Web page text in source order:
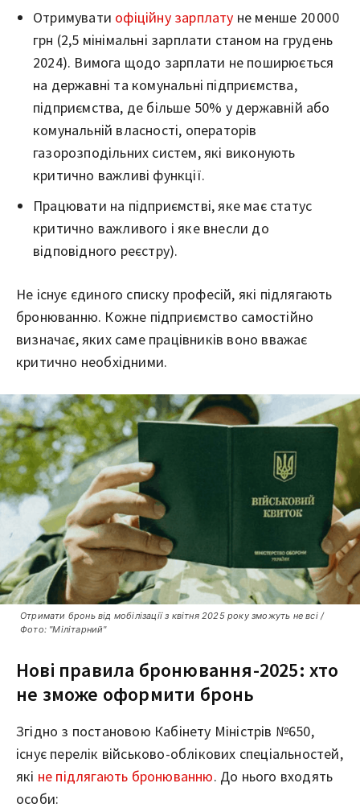
Отримувати офіційну зарплату не менше 20 000
грн (2,5 мінімальні зарплати станом на грудень
2024). Вимога щодо зарплати не поширюється
на державні та комунальні підприємства,
підприємства, де більше 50% у державній або
комунальній власності, операторів
газорозподільних систем, які виконують
критично важливі функції.
Працювати на підприємстві, яке має статус
критично важливого і яке внесли до
відповідного реєстру).
Не існує єдиного списку професій, які підлягають
бронюванню. Кожне підприємство самостійно
визначає, яких саме працівників воно вважає
критично необхідними.
Отримати бронь від мобілізації з квітня 2025 року зможуть не всі /
Фото: "Мілітарний"
Нові правила бронювання-2025: хто
не зможе оформити бронь
Згідно з постановою Кабінету Міністрів №650,
існує перелік військово-облікових спеціальностей,
які не підлягають бронюванню. До нього входять
особи: